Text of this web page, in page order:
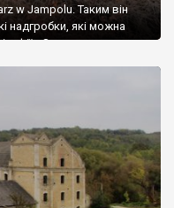
w Jampolu. Таким він
надгробки, які можна
Загалом цвинтар